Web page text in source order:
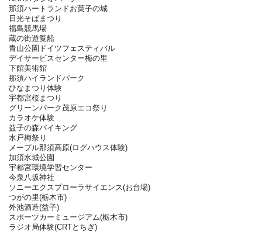
那須ハートランドお菓子の城
日光そばまつり
福島競馬場
蔵の街遊覧船
青山公園ドイツフェスティバル
デイサービスセンター梅の里
下館美術館
那須ハイランドパーク
ひなまつり体験
宇都宮桜まつり
グリーンパーク茂原エコ祭り
カラオケ体験
益子の森バイキング
水戸梅祭り
メープル那須高原(ログハウス体験)
加須水城公園
宇都宮環境学習センター
今泉八坂神社
ソニーエクスプローラサイエンス(お台場)
つがの里(栃木市)
外池酒造(益子)
スポーツカーミュージアム(栃木市)
ラジオ局体験(CRTとちぎ)